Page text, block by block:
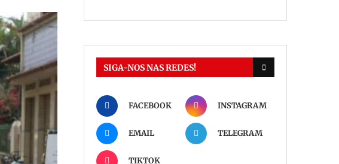
SIGA-NOS NAS REDES!
FACEBOOK INSTAGRAM
EMAIL TELEGRAM
TIKTOK